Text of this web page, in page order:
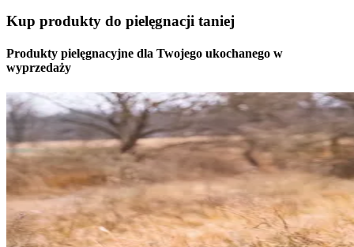
Kup produkty do pielęgnacji taniej
Produkty pielęgnacyjne dla Twojego ukochanego w
wyprzedaży